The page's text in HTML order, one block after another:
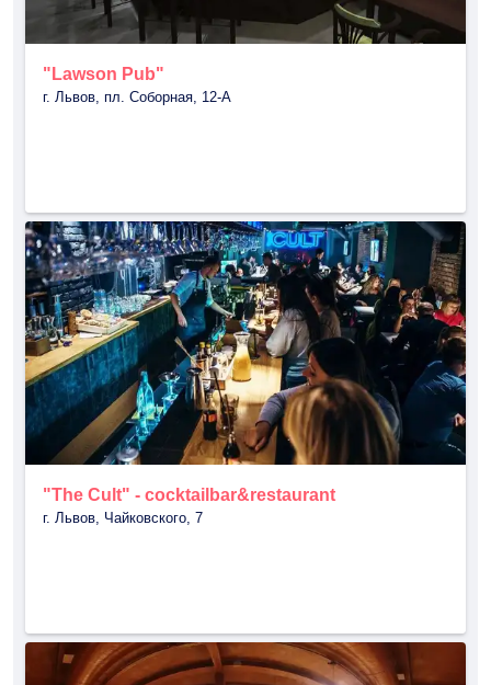
"Lawson Pub"
г. Львов, пл. Соборная, 12-А
"The Cult" - cocktailbar&restaurant
г. Львов, Чайковского, 7